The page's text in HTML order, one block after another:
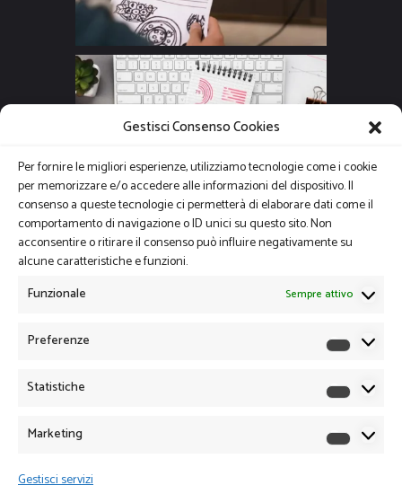
Gestisci Consenso Cookies
Per fornire le migliori esperienze, utilizziamo tecnologie come i cookie
per memorizzare e/o accedere alle informazioni del dispositivo. Il
consenso a queste tecnologie ci permetterà di elaborare dati come il
comportamento di navigazione o ID unici su questo sito. Non
acconsentire o ritirare il consenso può influire negativamente su
alcune caratteristiche e funzioni.
Funzionale
Sempre attivo
Preferenze
Statistiche
Marketing
Gestisci servizi